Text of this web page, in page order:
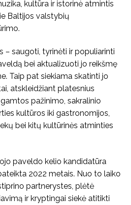
kultūra ir istorinė atmintis
Baltijos valstybių
– saugoti, tyrinėti ir populiarinti
bei aktualizuoti jo reikšmę
Taip pat siekiama skatinti jo
atskleidžiant platesnius
pažinimo, sakralinio
kultūros iki gastronomijos,
bei kitų kultūrinės atminties
paveldo kelio kandidatūra
2022 metais. Nuo to laiko
partnerystes, plėtė
ir kryptingai siekė atitikti